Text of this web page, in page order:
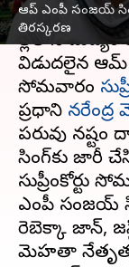
ఆప్ ఎంపీ సంజయ్
తిరస్కరణ
ఈ వార్తాకథనం ఏంటి
ఢిల్లీలోని
విడుదలైన ఆమ్‌
సోమవారం
ప్రధాని
పరువు
సింగ్‌కు జారీ
సుప్రీంకోర్టు
ఎంపీ సంజయ్
రెబెక్కా జాన్,
మెహతా